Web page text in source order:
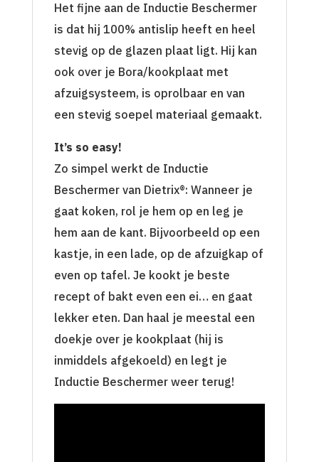
Het fijne aan de Inductie Beschermer
is dat hij 100% antislip heeft en heel
stevig op de glazen plaat ligt. Hij kan
ook over je Bora/kookplaat met
afzuigsysteem, is oprolbaar en van
een stevig soepel materiaal gemaakt.
It’s so easy!
Zo simpel werkt de Inductie
Beschermer van Dietrix®: Wanneer je
gaat koken, rol je hem op en leg je
hem aan de kant. Bijvoorbeeld op een
kastje, in een lade, op de afzuigkap of
even op tafel. Je kookt je beste
recept of bakt even een ei… en gaat
lekker eten. Dan haal je meestal een
doekje over je kookplaat (hij is
inmiddels afgekoeld) en legt je
Inductie Beschermer weer terug!